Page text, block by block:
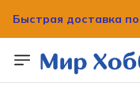
Быстрая доставка
Быстрая доставка
вашим домом!